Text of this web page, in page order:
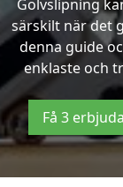
Golvslipning
särskilt när det
denna guide
enklaste och
Få 3